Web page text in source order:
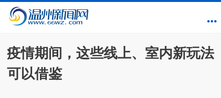
疫情期间，这些线上、室内新玩法
可以借鉴